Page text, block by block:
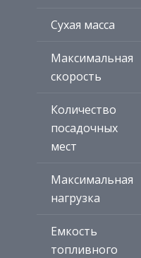
Сухая масса
Максимальная
скорость
Количество
посадочных
мест
Максимальная
нагрузка
Емкость
топливного